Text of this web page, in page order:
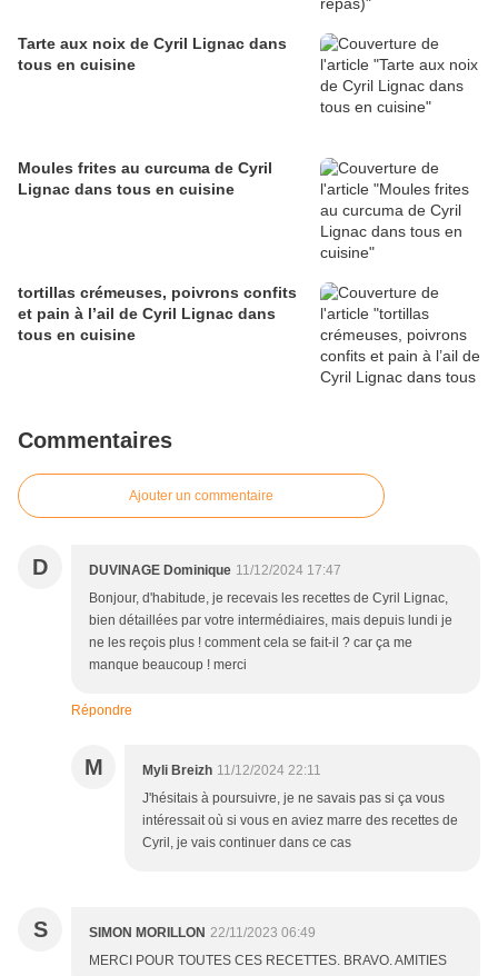
Tarte aux noix de Cyril Lignac dans
tous en cuisine
Moules frites au curcuma de Cyril
Lignac dans tous en cuisine
tortillas crémeuses, poivrons confits
et pain à l’ail de Cyril Lignac dans
tous en cuisine
Commentaires
Ajouter un commentaire
D DUVINAGE Dominique 11/12/2024 17:47
Bonjour, d'habitude, je recevais les recettes de Cyril Lignac,
bien détaillées par votre intermédiaires, mais depuis lundi je
ne les reçois plus ! comment cela se fait-il ? car ça me
manque beaucoup ! merci
Répondre
M Myli Breizh 11/12/2024 22:11
J'hésitais à poursuivre, je ne savais pas si ça vous
intéressait où si vous en aviez marre des recettes de
Cyril, je vais continuer dans ce cas
S SIMON MORILLON 22/11/2023 06:49
MERCI POUR TOUTES CES RECETTES. BRAVO. AMITIES